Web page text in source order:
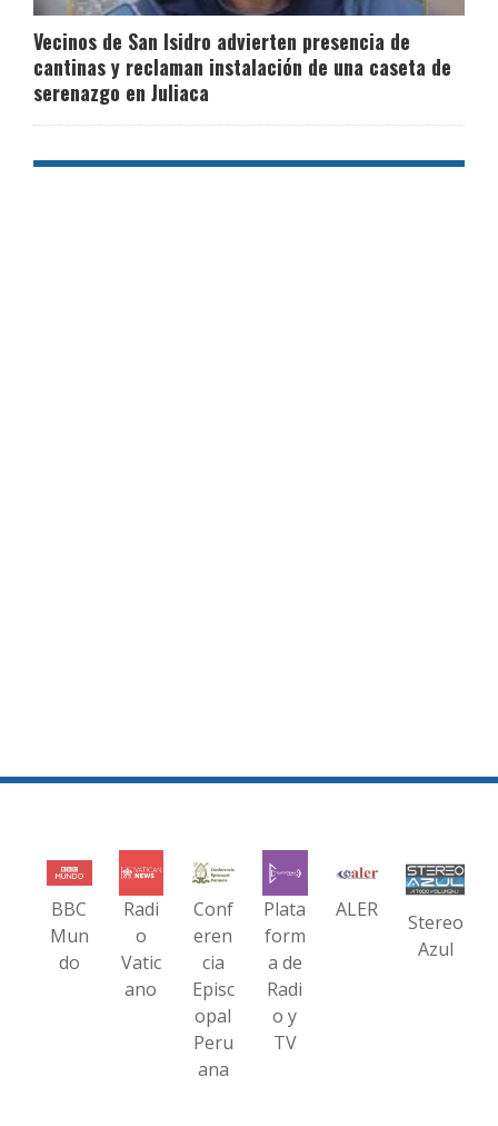
Vecinos de San Isidro advierten presencia de
cantinas y reclaman instalación de una caseta de
serenazgo en Juliaca
BBC
Mun
do
Radi
o
Vatic
ano
Conf
eren
cia
Episc
opal
Peru
ana
Plata
form
a de
Radi
o y
TV
ALER
Stereo
Azul